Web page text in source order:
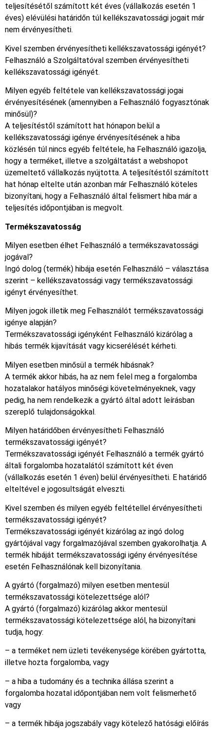
teljesítésétől számított két éves (vállalkozás esetén 1
éves) elévülési határidőn túl kellékszavatossági jogait már
nem érvényesítheti.
Kivel szemben érvényesítheti kellékszavatossági igényét?
Felhasználó a Szolgáltatóval szemben érvényesítheti
kellékszavatossági igényét.
Milyen egyéb feltétele van kellékszavatossági jogai
érvényesítésének (amennyiben a Felhasználó fogyasztónak
minősül)?
A teljesítéstől számított hat hónapon belül a
kellékszavatossági igénye érvényesítésének a hiba
közlésén túl nincs egyéb feltétele, ha Felhasználó igazolja,
hogy a terméket, illetve a szolgáltatást a webshopot
üzemeltető vállalkozás nyújtotta. A teljesítéstől számított
hat hónap eltelte után azonban már Felhasználó köteles
bizonyítani, hogy a Felhasználó által felismert hiba már a
teljesítés időpontjában is megvolt.
Termékszavatosság
Milyen esetben élhet Felhasználó a termékszavatossági
jogával?
Ingó dolog (termék) hibája esetén Felhasználó – választása
szerint – kellékszavatossági vagy termékszavatossági
igényt érvényesíthet.
Milyen jogok illetik meg Felhasználót termékszavatossági
igénye alapján?
Termékszavatossági igényként Felhasználó kizárólag a
hibás termék kijavítását vagy kicserélését kérheti.
Milyen esetben minősül a termék hibásnak?
A termék akkor hibás, ha az nem felel meg a forgalomba
hozatalakor hatályos minőségi követelményeknek, vagy
pedig, ha nem rendelkezik a gyártó által adott leírásban
szereplő tulajdonságokkal.
Milyen határidőben érvényesítheti Felhasználó
termékszavatossági igényét?
Termékszavatossági igényét Felhasználó a termék gyártó
általi forgalomba hozatalától számított két éven
(vállalkozás esetén 1 éven) belül érvényesítheti. E határidő
elteltével e jogosultságát elveszti.
Kivel szemben és milyen egyéb feltétellel érvényesítheti
termékszavatossági igényét?
Termékszavatossági igényét kizárólag az ingó dolog
gyártójával vagy forgalmazójával szemben gyakorolhatja. A
termék hibáját termékszavatossági igény érvényesítése
esetén Felhasználónak kell bizonyítania.
A gyártó (forgalmazó) milyen esetben mentesül
termékszavatossági kötelezettsége alól?
A gyártó (forgalmazó) kizárólag akkor mentesül
termékszavatossági kötelezettsége alól, ha bizonyítani
tudja, hogy:
– a terméket nem üzleti tevékenysége körében gyártotta,
illetve hozta forgalomba, vagy
– a hiba a tudomány és a technika állása szerint a
forgalomba hozatal időpontjában nem volt felismerhető
vagy
– a termék hibája jogszabály vagy kötelező hatósági előírás